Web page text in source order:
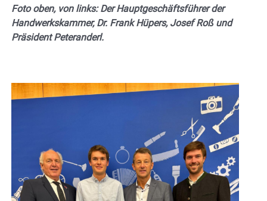
Foto oben, von links: Der Hauptgeschäftsführer der
Handwerkskammer, Dr. Frank Hüpers, Josef Roß und
Präsident Peteranderl.